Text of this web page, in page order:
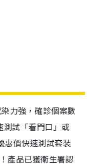
力強，確診個案數
測試「看門口」或
惠價快速測試套裝
產品已獲衛生署認